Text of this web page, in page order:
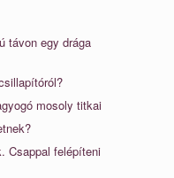
távon egy drága
mosoly titkai
Csappal felépíteni